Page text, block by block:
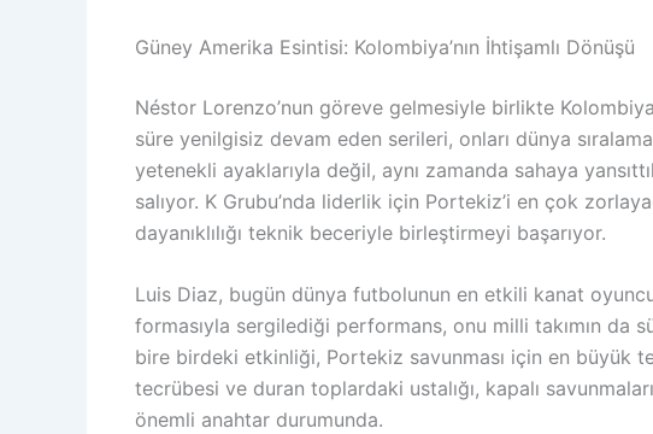
Güney Amerika Esintisi: Kolombiya’nın İhtişamlı Dönüşü
Néstor Lorenzo’nun göreve gelmesiyle birlikte
süre yenilgisiz devam eden serileri, onları dünya
yetenekli ayaklarıyla değil, aynı zamanda sahaya
salıyor. K Grubu’nda liderlik için Portekiz’i en çok
dayanıklılığı teknik beceriyle birleştirmeyi başarıyor.
Luis Diaz, bugün dünya futbolunun en etkili kanat
formasıyla sergilediği performans, onu milli takımın da
bire birdeki etkinliği, Portekiz savunması için en büyük
tecrübesi ve duran toplardaki ustalığı, kapalı
önemli anahtar durumunda.